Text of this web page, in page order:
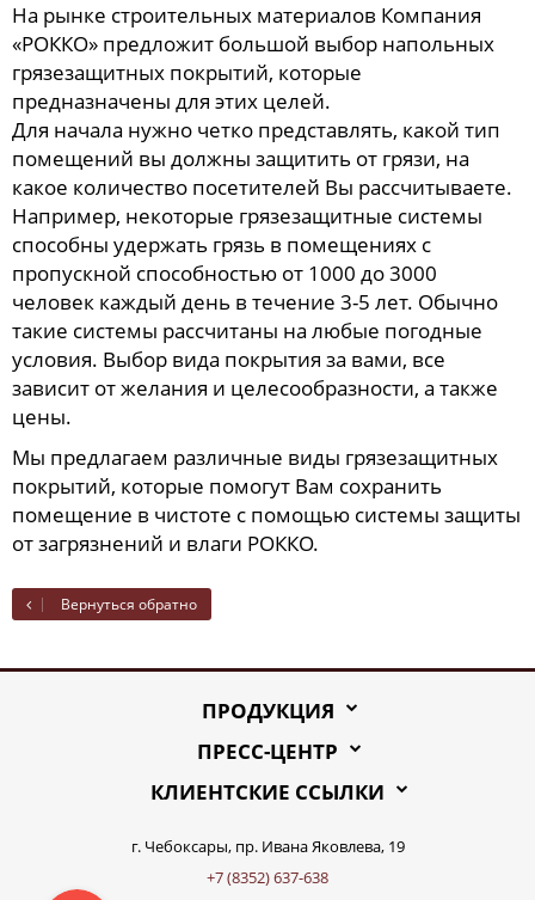
На рынке строительных материалов Компания
«РОККО» предложит большой выбор напольных
грязезащитных покрытий, которые
предназначены для этих целей.
Для начала нужно четко представлять, какой тип
помещений вы должны защитить от грязи, на
какое количество посетителей Вы рассчитываете.
Например, некоторые грязезащитные системы
способны удержать грязь в помещениях с
пропускной способностью от 1000 до 3000
человек каждый день в течение 3-5 лет. Обычно
такие системы рассчитаны на любые погодные
условия. Выбор вида покрытия за вами, все
зависит от желания и целесообразности, а также
цены.
Мы предлагаем различные виды грязезащитных
покрытий, которые помогут Вам сохранить
помещение в чистоте с помощью системы защиты
от загрязнений и влаги РОККО.
Вернуться обратно
ПРОДУКЦИЯ
ПРЕСС-ЦЕНТР
КЛИЕНТСКИЕ ССЫЛКИ
г. Чебоксары, пр. Ивана Яковлева, 19
+7 (8352) 637-638